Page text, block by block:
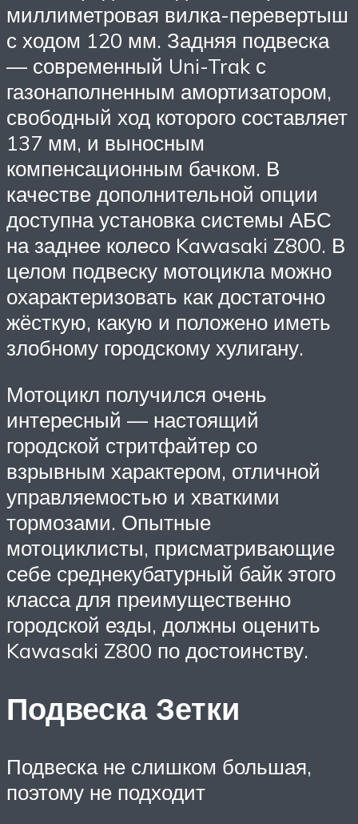
миллиметровая вилка-перевертыш
с ходом 120 мм. Задняя подвеска
— современный Uni-Trak с
газонаполненным амортизатором,
свободный ход которого составляет
137 мм, и выносным
компенсационным бачком. В
качестве дополнительной опции
доступна установка системы АБС
на заднее колесо Kawasaki Z800. В
целом подвеску мотоцикла можно
охарактеризовать как достаточно
жёсткую, какую и положено иметь
злобному городскому хулигану.
Мотоцикл получился очень
интересный — настоящий
городской стритфайтер со
взрывным характером, отличной
управляемостью и хваткими
тормозами. Опытные
мотоциклисты, присматривающие
себе среднекубатурный байк этого
класса для преимущественно
городской езды, должны оценить
Kawasaki Z800 по достоинству.
Подвеска Зетки
Подвеска не слишком большая,
поэтому не подходит